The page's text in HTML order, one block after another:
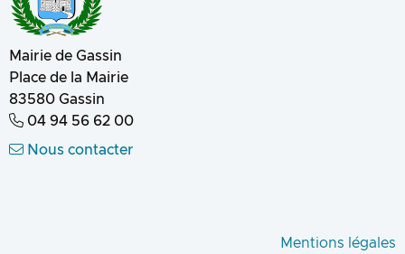
Mairie de Gassin
Place de la Mairie
83580 Gassin
04 94 56 62 00
Nous contacter
Mentions légales